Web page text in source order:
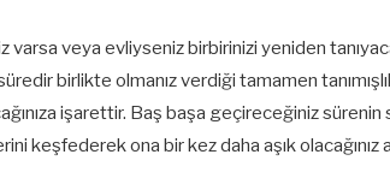
varsa veya evliyseniz birbirinizi yeniden
birlikte olmanız verdiği tamamen
işarettir. Baş başa geçireceğiniz
keşfederek ona bir kez daha aşık olacağınız